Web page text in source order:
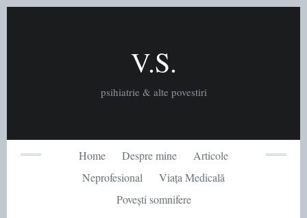
V.S.
psihiatrie & alte povestiri
Home Despre mine
Articole
Neprofesional
Viața Medicală
Povești somnifere